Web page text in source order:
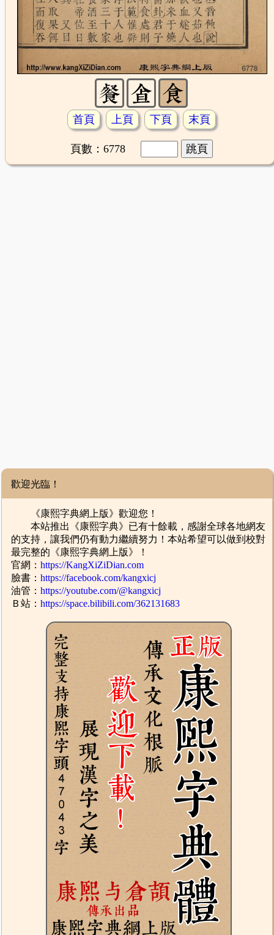
首頁 上頁 下頁 末頁
頁數：6778
歡迎光臨！
《康熙字典網上版》歡迎您！
本站推出《康熙字典》已有十餘載，感謝全球各地網友
的支持，讓我們仍有動力繼續努力！本站希望可以做到校對
最完整的《康熙字典網上版》！
官網：https://KangXiZiDian.com
臉書：https://facebook.com/kangxicj
油管：https://youtube.com/@kangxicj
Ｂ站：https://space.bilibili.com/362131683